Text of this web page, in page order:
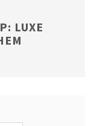
LUXE